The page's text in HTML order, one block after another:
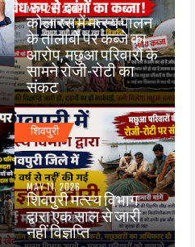
MAY 26, 2026
कोलारस में मत्स्य पालन
के तालाबों पर कब्जे का
आरोप, मछुआ परिवारों के
सामने रोजी-रोटी का
संकट
शिवपुरी
MAY 11, 2026
शिवपुरी मत्स्य विभाग
द्वारा एक साल से जारी
नहीं विज्ञप्ति